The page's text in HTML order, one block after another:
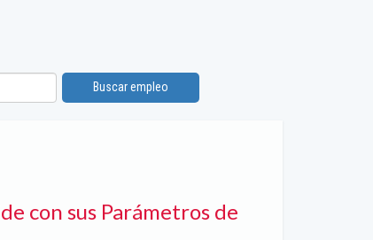
Buscar empleo
con sus Parámetros de